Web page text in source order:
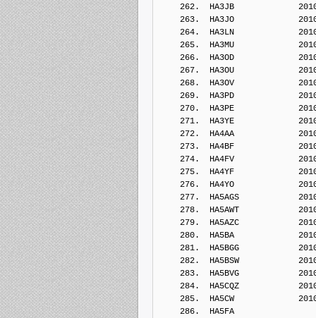
262.  HA3JB
263.  HA3JO
264.  HA3LN
265.  HA3MU
266.  HA3OD
267.  HA3OU
268.  HA3OV
269.  HA3PD
270.  HA3PE
271.  HA3YE
272.  HA4AA
273.  HA4BF
274.  HA4FV
275.  HA4YF
276.  HA4YO
277.  HA5AGS
278.  HA5AWT
279.  HA5AZC
280.  HA5BA
281.  HA5BGG
282.  HA5BSW
283.  HA5BVG
284.  HA5CQZ
285.  HA5CW
286.  HA5FA